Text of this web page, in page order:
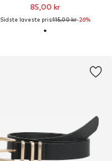
85,00 kr
Sidste laveste pris:115,00 kr-26%